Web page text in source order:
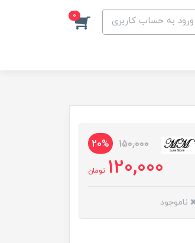
ورود به حساب کاربری 0
150,000
20%
120,000 تومان
ناموجود